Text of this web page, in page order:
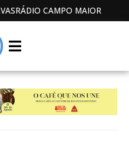
RÁDIO CAMPO MAIOR